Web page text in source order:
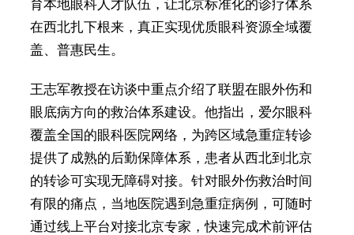
育本地眼科人才队伍，让北京标准化的诊疗体系
在西北扎下根来，真正实现优质眼科资源全域覆
盖、普惠民生。
王志军教授在访谈中重点介绍了联盟在眼外伤和
眼底病方向的救治体系建设。他指出，爱尔眼科
覆盖全国的眼科医院网络，为跨区域急重症转诊
提供了成熟的后勤保障体系，患者从西北到北京
的转诊可实现无障碍对接。针对眼外伤救治时间
有限的痛点，当地医院遇到急重症病例，可随时
通过线上平台对接北京专家，快速完成术前评估